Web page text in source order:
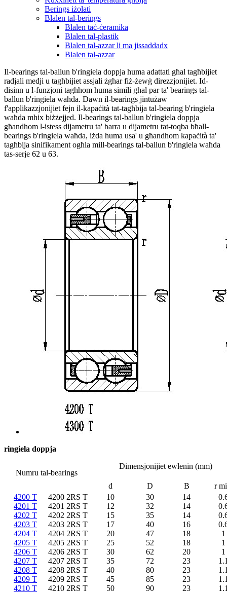
Berings iżolati
Blalen tal-berings
Blalen taċ-ċeramika
Blalen tal-plastik
Blalen tal-azzar li ma jissaddadx
Blalen tal-azzar
Il-bearings tal-ballun b'ringiela doppja huma adattati għal tagħbijiet
radjali medji u tagħbijiet assjali żgħar fiż-żewġ direzzjonijiet. Id-
disinn u l-funzjoni tagħhom huma simili għal par ta' bearings tal-
ballun b'ringiela waħda. Dawn il-bearings jintużaw
f'applikazzjonijiet fejn il-kapaċità tat-tagħbija tal-bearing b'ringiela
waħda mhix biżżejjed. Il-bearings tal-ballun b'ringiela doppja
għandhom l-istess dijametru ta' barra u dijametru tat-toqba bħall-
bearings b'ringiela waħda, iżda huma usa' u għandhom kapaċità ta'
tagħbija sinifikament ogħla mill-bearings tal-ballun b'ringiela waħda
tas-serje 62 u 63.
ringiela doppja
Numru tal-bearings
Dimensjonijiet ewlenin (mm)
d D B
r
4200 T
4200 2RS T 10 30 14
4201 T
4201 2RS T 12 32 14
4202 T
4202 2RS T 15 35 14
4203 T
4203 2RS ​​T 17 40 16
4204 T
4204 2RS T 20 47 18
1
4205 T
4205 2RS T 25 52 18
1
4206 T
4206 2RS T 30 62 20
1
4207 T
4207 2RS T 35 72 23
4208 T
4208 2RS T 40 80 23
4209 T
4209 2RS T 45 85 23
4210 T
4210 2RS T 50 90 23